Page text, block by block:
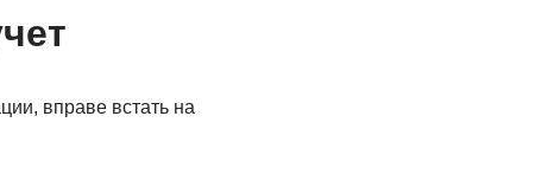
вправе встать на